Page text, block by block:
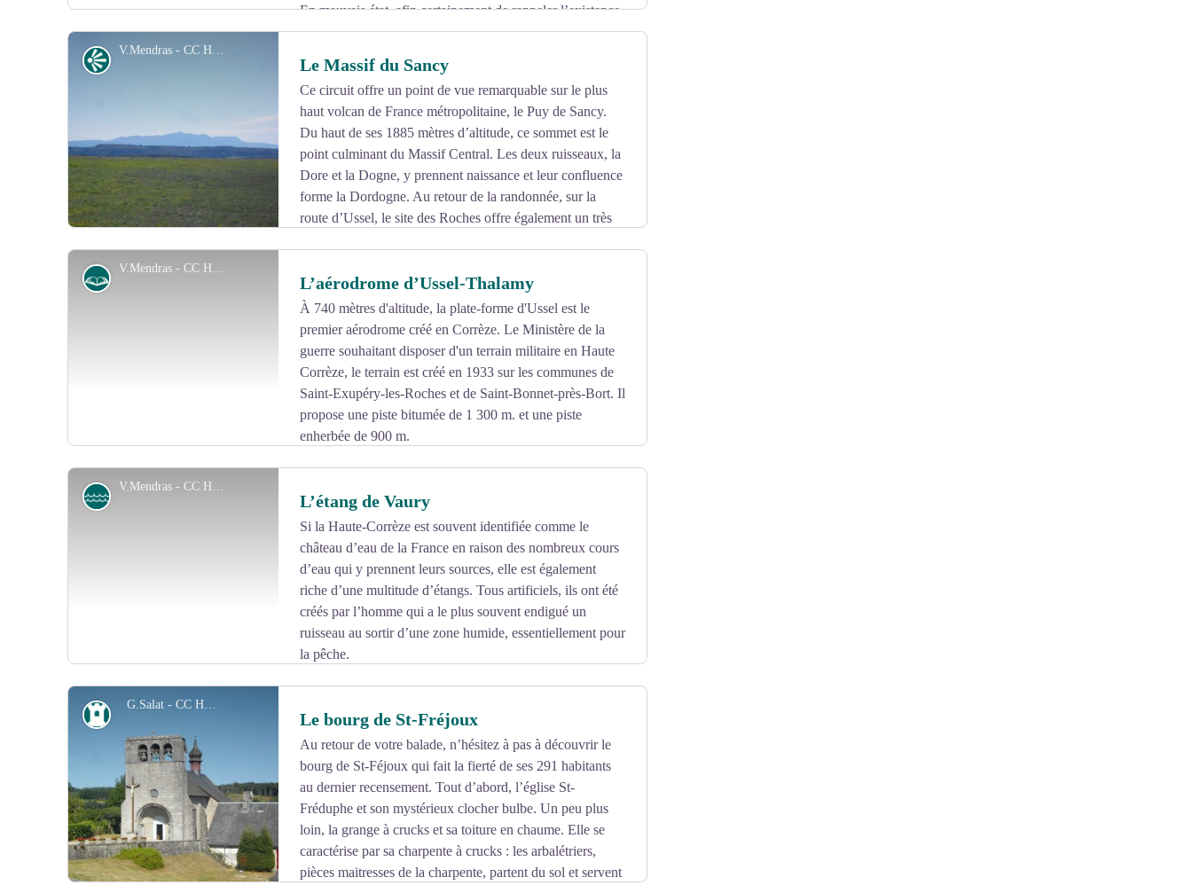
Voir l'image en plein écran
En mauvais état, afin certainement de rappeler l’existence
du château, deux tourelles et des créneaux ont été rajoutés lors de la restauration de église
achevée en 1880.
V.Mendras - CC HCC
Voir l'image en plein écran
Point de vue Le Massif du Sancy
Ce circuit offre un point de vue remarquable sur le plus
haut volcan de France métropolitaine, le Puy de Sancy.
Du haut de ses 1885 mètres d’altitude, ce sommet est le
point culminant du Massif Central. Les deux ruisseaux, la
Dore et la Dogne, y prennent naissance et leur confluence
forme la Dordogne. Au retour de la randonnée, sur la
route d’Ussel, le site des Roches offre également un très
V.Mendras - CC HCC
Voir l'image en plein écran
Histoire L’aérodrome d’Ussel-Thalamy
À 740 mètres d'altitude, la plate-forme d'Ussel est le
premier aérodrome créé en Corrèze. Le Ministère de la
guerre souhaitant disposer d'un terrain militaire en Haute
Corrèze, le terrain est créé en 1933 sur les communes de
Saint-Exupéry-les-Roches et de Saint-Bonnet-près-Bort. Il
propose une piste bitumée de 1 300 m. et une piste
enherbée de 900 m.
V.Mendras - CC HCC
Voir l'image en plein écran
Etang L’étang de Vaury
Si la Haute-Corrèze est souvent identifiée comme le
château d’eau de la France en raison des nombreux cours
d’eau qui y prennent leurs sources, elle est également
riche d’une multitude d’étangs. Tous artificiels, ils ont été
créés par l’homme qui a le plus souvent endigué un
ruisseau au sortir d’une zone humide, essentiellement pour
la pêche.
G.Salat - CC HCC
Patrimoine Le bourg de St-Fréjoux
Au retour de votre balade, n’hésitez à pas à découvrir le
bourg de St-Féjoux qui fait la fierté de ses 291 habitants
au dernier recensement. Tout d’abord, l’église St-
Fréduphe et son mystérieux clocher bulbe. Un peu plus
loin, la grange à crucks et sa toiture en chaume. Elle se
caractérise par sa charpente à crucks : les arbalétriers,
pièces maitresses de la charpente, partent du sol et servent